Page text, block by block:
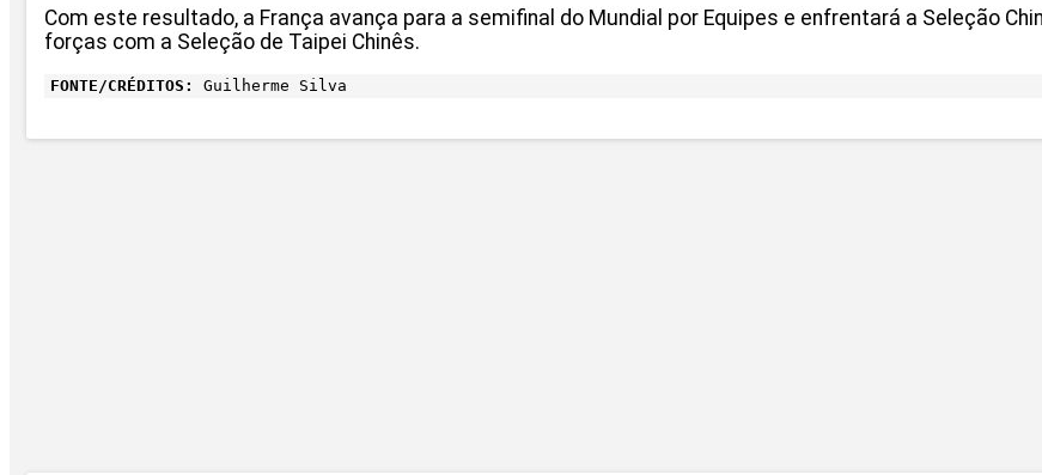
Com este resultado, a França avança para a semifinal do Mundial por Equipes e enfrentará a Seleção
forças com a Seleção de Taipei Chinês.
FONTE/CRÉDITOS: Guilherme Silva